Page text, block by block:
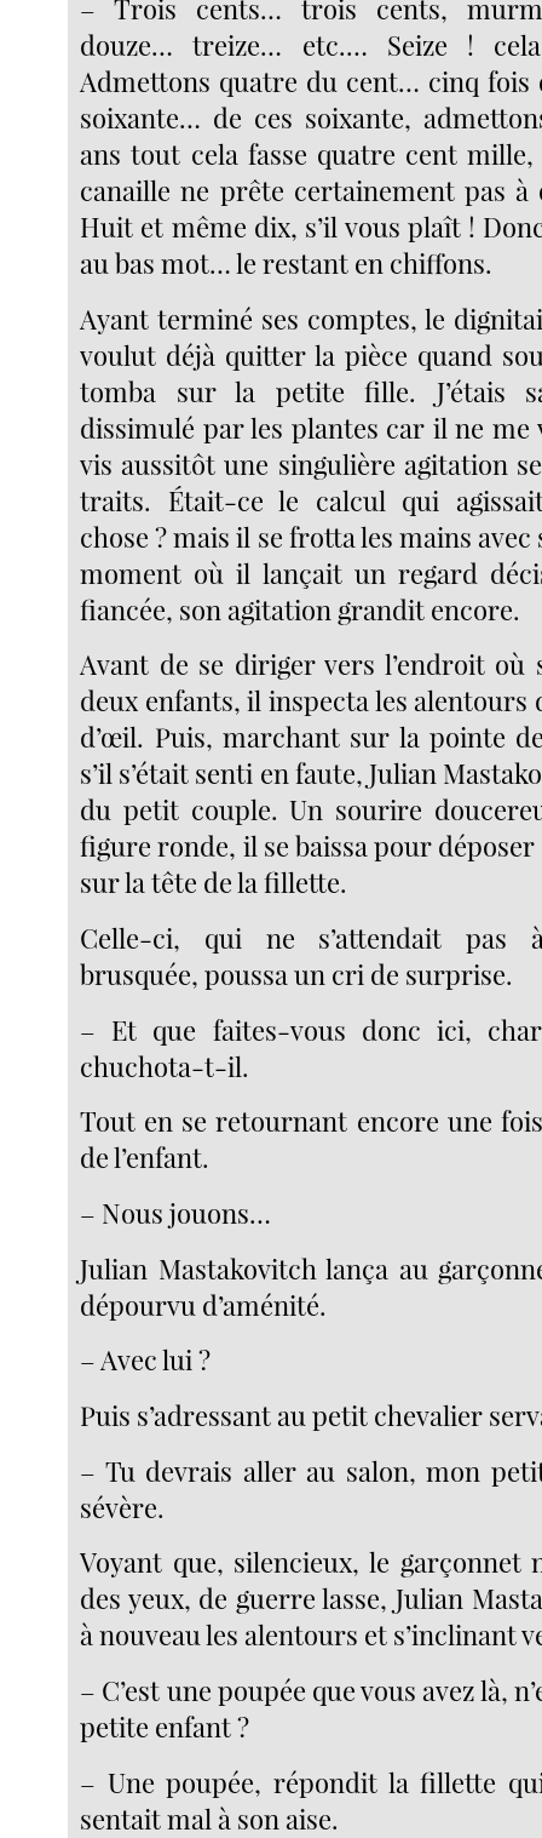
– Trois cents… trois cents,
douze… treize… etc.… Seize !
Admettons quatre du cent… cinq fois
soixante… de ces soixante,
ans tout cela fasse quatre cent
canaille ne prête certainement pas
Huit et même dix, s’il vous plaît !
au bas mot… le restant en chiffons.
Ayant terminé ses comptes, le
voulut déjà quitter la pièce quand
tomba sur la petite fille. J’étais
dissimulé par les plantes car il ne
vis aussitôt une singulière agitation
traits. Était-ce le calcul qui
chose ? mais il se frotta les mains
moment où il lançait un regard
fiancée, son agitation grandit encore.
Avant de se diriger vers l’endroit où
deux enfants, il inspecta les alentours
d’œil. Puis, marchant sur la pointe
s’il s’était senti en faute, Julian
du petit couple. Un sourire
figure ronde, il se baissa pour
sur la tête de la fillette.
Celle-ci, qui ne s’attendait pas
brusquée, poussa un cri de surprise.
– Et que faites-vous donc ici,
chuchota-t-il.
Tout en se retournant encore une
de l’enfant.
– Nous jouons…
Julian Mastakovitch lança au
dépourvu d’aménité.
– Avec lui ?
Puis s’adressant au petit chevalier
– Tu devrais aller au salon, mon
sévère.
Voyant que, silencieux, le garçonnet
des yeux, de guerre lasse, Julian
à nouveau les alentours et s’inclinant
– C’est une poupée que vous avez là,
petite enfant ?
– Une poupée, répondit la fillette
sentait mal à son aise.